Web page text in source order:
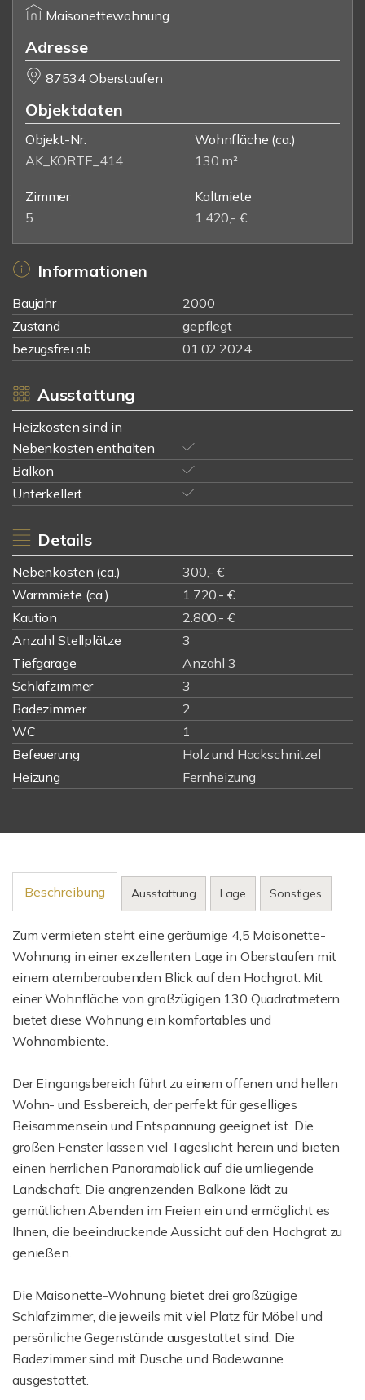
Maisonettewohnung
Adresse
87534 Oberstaufen
Objektdaten
Objekt-Nr.
AK_KORTE_414
Wohnfläche (ca.)
130 m²
Zimmer
5
Kaltmiete
1.420,- €
Informationen
Baujahr
2000
Zustand
gepflegt
bezugsfrei ab
01.02.2024
Ausstattung
Heizkosten sind in
Nebenkosten enthalten
Balkon
Unterkellert
Details
Nebenkosten (ca.)
300,- €
Warmmiete (ca.)
1.720,- €
Kaution
2.800,- €
Anzahl Stellplätze
3
Tiefgarage
Anzahl 3
Schlafzimmer
3
Badezimmer
2
WC
1
Befeuerung
Holz und Hackschnitzel
Heizung
Fernheizung
Beschreibung Ausstattung Lage Sonstiges
Zum vermieten steht eine geräumige 4,5 Maisonette-
Wohnung in einer exzellenten Lage in Oberstaufen mit
einem atemberaubenden Blick auf den Hochgrat. Mit
einer Wohnfläche von großzügigen 130 Quadratmetern
bietet diese Wohnung ein komfortables und
Wohnambiente.
Der Eingangsbereich führt zu einem offenen und hellen
Wohn- und Essbereich, der perfekt für geselliges
Beisammensein und Entspannung geeignet ist. Die
großen Fenster lassen viel Tageslicht herein und bieten
einen herrlichen Panoramablick auf die umliegende
Landschaft. Die angrenzenden Balkone lädt zu
gemütlichen Abenden im Freien ein und ermöglicht es
Ihnen, die beeindruckende Aussicht auf den Hochgrat zu
genießen.
Die Maisonette-Wohnung bietet drei großzügige
Schlafzimmer, die jeweils mit viel Platz für Möbel und
persönliche Gegenstände ausgestattet sind. Die
Badezimmer sind mit Dusche und Badewanne
ausgestattet.